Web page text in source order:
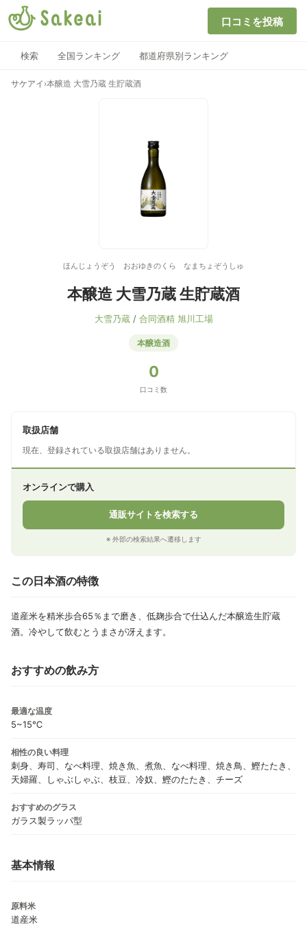
口コミを投稿
検索 全国ランキング 都道府県別ランキング
サケアイ ›本醸造 大雪乃蔵 生貯蔵酒
ほんじょうぞう おおゆきのくら なまちょぞうしゅ
本醸造 大雪乃蔵 生貯蔵酒
大雪乃蔵/ 合同酒精 旭川工場
本醸造酒
0
口コミ数
取扱店舗
現在、登録されている取扱店舗はありません。
オンラインで購入
通販サイトを検索する
※ 外部の検索結果へ遷移します
この日本酒の特徴
道産米を精米歩合65％まで磨き、低麹歩合で仕込んだ本醸造生貯蔵
酒。冷やして飲むとうまさが冴えます。
おすすめの飲み方
最適な温度
5~15℃
相性の良い料理
刺身、寿司、なべ料理、焼き魚、煮魚、なべ料理、焼き鳥、鰹たたき、
天婦羅、しゃぶしゃぶ、枝豆、冷奴、鰹のたたき、チーズ
おすすめのグラス
ガラス製ラッパ型
基本情報
原料米
道産米